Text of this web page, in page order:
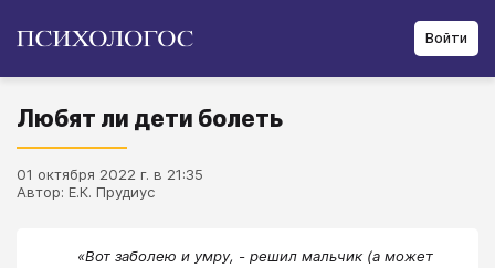
Войти
Любят ли дети болеть
01 октября 2022 г. в 21:35
Автор: Е.К. Прудиус
«Вот заболею и умру, - решил мальчик (а может